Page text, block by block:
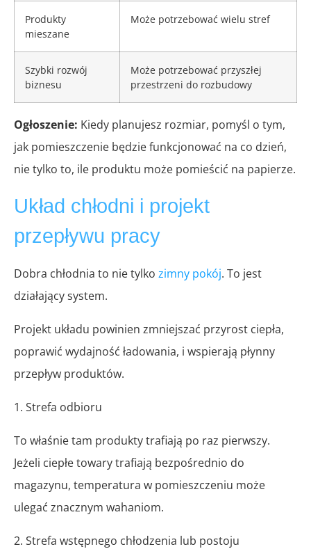
Produkty
mieszane
Może potrzebować wielu stref
Szybki rozwój
biznesu
Może potrzebować przyszłej
przestrzeni do rozbudowy
Ogłoszenie: Kiedy planujesz rozmiar, pomyśl o tym,
jak pomieszczenie będzie funkcjonować na co dzień,
nie tylko to, ile produktu może pomieścić na papierze.
Układ chłodni i projekt
przepływu pracy
Dobra chłodnia to nie tylko zimny pokój. To jest
działający system.
Projekt układu powinien zmniejszać przyrost ciepła,
poprawić wydajność ładowania, i wspierają płynny
przepływ produktów.
1. Strefa odbioru
To właśnie tam produkty trafiają po raz pierwszy.
Jeżeli ciepłe towary trafiają bezpośrednio do
magazynu, temperatura w pomieszczeniu może
ulegać znacznym wahaniom.
2. Strefa wstępnego chłodzenia lub postoju